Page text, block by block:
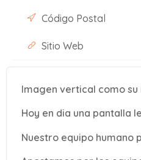
Código Postal
Sitio Web
Imagen vertical como
Hoy en dia una pantalla
Nuestro equipo humano